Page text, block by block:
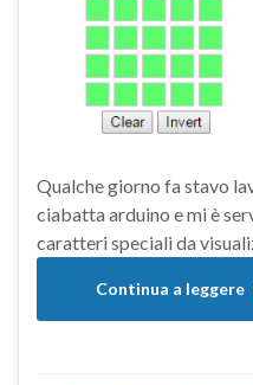
Qualche giorno fa stavo
ciabatta arduino e mi è
caratteri speciali da
Continua a leggere